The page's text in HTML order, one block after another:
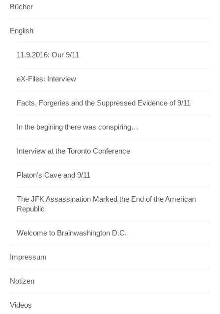
Bücher
English
11.9.2016: Our 9/11
eX-Files: Interview
Facts, Forgeries and the Suppressed Evidence of 9/11
In the begining there was conspiring…
Interview at the Toronto Conference
Platon’s Cave and 9/11
The JFK Assassination Marked the End of the American
Republic
Welcome to Brainwashington D.C.
Impressum
Notizen
Videos